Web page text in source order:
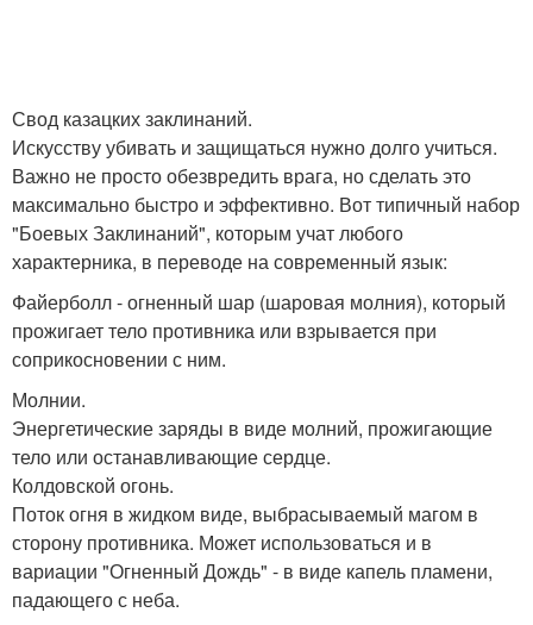
Свод казацких заклинаний.
Искусству убивать и защищаться нужно долго учиться.
Важно не просто обезвредить врага, но сделать это
максимально быстро и эффективно. Вот типичный набор
"Боевых Заклинаний", которым учат любого
характерника, в переводе на современный язык:
Файерболл - огненный шар (шаровая молния), который
прожигает тело противника или взрывается при
соприкосновении с ним.
Молнии.
Энергетические заряды в виде молний, прожигающие
тело или останавливающие сердце.
Колдовской огонь.
Поток огня в жидком виде, выбрасываемый магом в
сторону противника. Может использоваться и в
вариации "Огненный Дождь" - в виде капель пламени,
падающего с неба.